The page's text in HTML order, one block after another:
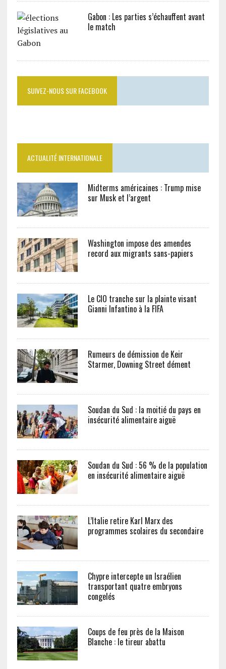
Gabon : Les parties s’échauffent avant
le match
SUIVEZ-NOUS SUR FACEBOOK
ACTUALITÉ INTERNATIONALE
Midterms américaines : Trump mise
sur Musk et l’argent
Washington impose des amendes
record aux migrants sans-papiers
Le CIO tranche sur la plainte visant
Gianni Infantino à la FIFA
Rumeurs de démission de Keir
Starmer, Downing Street dément
Soudan du Sud : la moitié du pays en
insécurité alimentaire aiguë
Soudan du Sud : 56 % de la population
en insécurité alimentaire aiguë
L’Italie retire Karl Marx des
programmes scolaires du secondaire
Chypre intercepte un Israélien
transportant quatre embryons
congelés
Coups de feu près de la Maison
Blanche : le tireur abattu